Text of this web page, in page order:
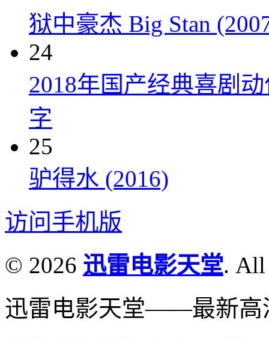
狱中豪杰 Big Stan
24
2018年国产经典喜剧
字
25
驴得水 (2016)
访问手机版
© 2026 迅雷电影天堂. All
迅雷电影天堂——最新高